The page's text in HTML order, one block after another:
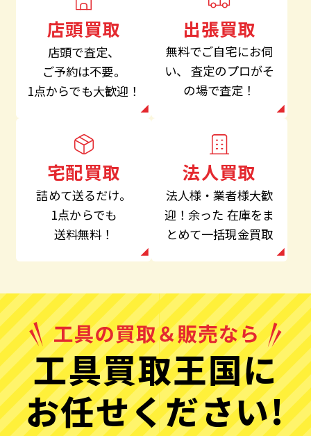
店頭買取
店頭で査定、
ご予約は不要。
1点からでも大歓迎！
出張買取
無料でご自宅にお伺
い、 査定のプロがそ
の場で査定！
宅配買取
詰めて送るだけ。
1点からでも
送料無料！
法人買取
法人様・業者様大歓
迎！余った 在庫をま
とめて一括現金買取
工具買取王国に
お任せください!